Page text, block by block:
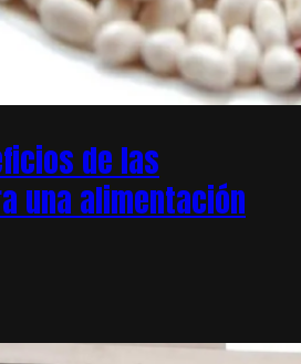
de las
una alimentación